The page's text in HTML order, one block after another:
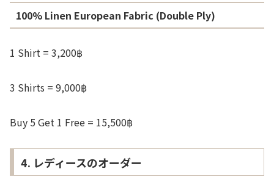
100% Linen European Fabric (Double Ply)
1 Shirt = 3,200฿
3 Shirts = 9,000฿
Buy 5 Get 1 Free = 15,500฿
4. レディースのオーダー